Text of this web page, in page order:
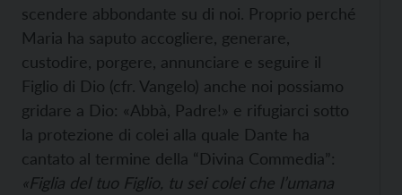
scendere abbondante su di noi. Proprio perché
Maria ha saputo accogliere, generare,
custodire, porgere, annunciare e seguire il
Figlio di Dio (cfr. Vangelo) anche noi possiamo
gridare a Dio: «Abbà, Padre!» e rifugiarci sotto
la protezione di colei alla quale Dante ha
cantato al termine della “Divina Commedia”:
«Figlia del tuo Figlio, tu sei colei che l’umana